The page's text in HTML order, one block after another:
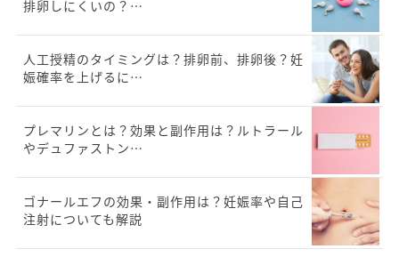
排卵しにくいの？…
人工授精のタイミングは？排卵前、排卵後？妊
娠確率を上げるに…
プレマリンとは？効果と副作用は？ルトラール
やデュファストン…
ゴナールエフの効果・副作用は？妊娠率や自己
注射についても解説